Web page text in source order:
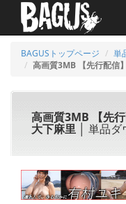
BAGUSトップページ
単
高画質3MB 【先行配信
高画質3MB 【先
大下麻里 │ 単品